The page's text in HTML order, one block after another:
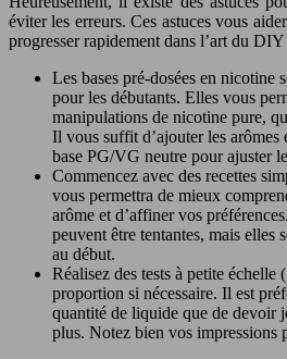
éviter les erreurs. Ces astuces vous
progresser rapidement dans l’art du
Les bases pré-dosées en nicotine
pour les débutants. Elles vous
manipulations de nicotine pure,
Il vous suffit d’ajouter les arômes
base PG/VG neutre pour ajuster
Commencez avec des recettes
vous permettra de mieux
arôme et d’affiner vos
peuvent être tentantes, mais
au début.
Réalisez des tests à petite échelle
proportion si nécessaire. Il est
quantité de liquide que de devoir
plus. Notez bien vos impressions